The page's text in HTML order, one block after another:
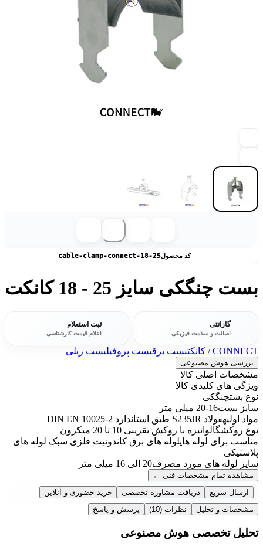
کد محصولcable-clamp-connect-18-25
بست چنگکی سایز 25 - 18 کانکت
گارانتی
اصالت و سلامت فیزیکی
ثبت استعلام
اعلام قیمت کارشناسی
CONNECT / کانکت بست برقبست پروفیلبست ریلی
بررسی هوش مصنوعی
مشخصات اصلی کالا
ویژگی های کلیدی کالا
نوع بستچنگکی
سایز بست16-20 میلی متر
مواد اولیهفولاد S235JR طبق استاندارد DIN EN 10025-2
نوع روکشگالوانیزه با روکش تقریبی 10 تا 20 میکرون
مناسب برای لوله هایلوله های برق کاندوئیت فلزی سبک لوله های
پلاستیکی
سایز لوله های مورد مصرف20 الی 16 میلی متر
مشاهده تمام مشخصات فنی ←
ارسال سریع
دریافت مشاوره تخصصی
خرید حضوری و آنلاین
مشخصات و تحلیل
نظرات (10) پرسش و پاسخ
تحلیل تخصصی هوش مصنوعی